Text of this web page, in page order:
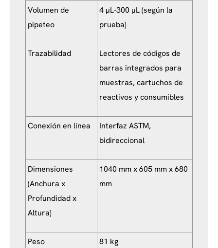
Volumen de
pipeteo
4 μL-300 μL (según la
prueba)
Trazabilidad
Lectores de códigos de
barras integrados para
muestras, cartuchos de
reactivos y consumibles
Conexión en línea
Interfaz ASTM,
bidireccional
Dimensiones
(Anchura x
Profundidad x
Altura)
1040 mm x 605 mm x 680
mm
Peso 81 kg